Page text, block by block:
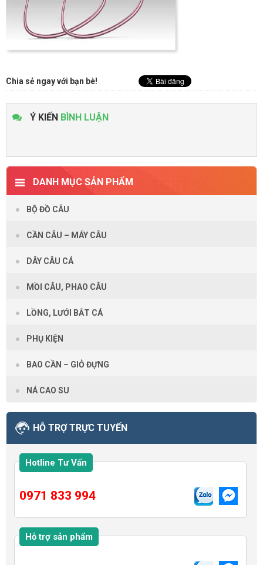
Chia sẻ ngay với bạn bè!
Ý KIẾN BÌNH LUẬN
DANH MỤC SẢN PHẨM
BỘ ĐỒ CÂU
CẦN CÂU – MÁY CÂU
DÂY CÂU CÁ
MỒI CÂU, PHAO CÂU
LỒNG, LƯỚI BẮT CÁ
PHỤ KIỆN
BAO CẦN – GIỎ ĐỰNG
NÁ CAO SU
HỖ TRỢ TRỰC TUYẾN
Hotline Tư Vấn
0971 833 994
Hỗ trợ sản phẩm